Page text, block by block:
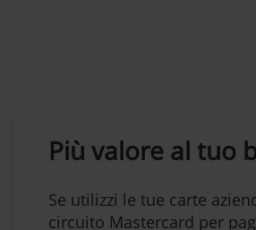
Più valore al tuo
Se utilizzi le tue carte
circuito Mastercard per